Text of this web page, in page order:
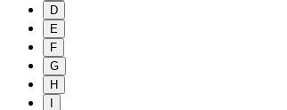
D
E
F
G
H